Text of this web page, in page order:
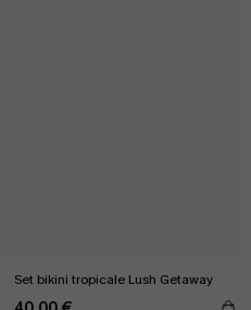
Set bikini tropicale Lush Getaway